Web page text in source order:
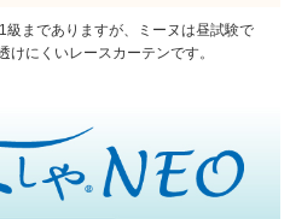
までありますが、ミーヌは昼試験で
けにくいレースカーテンです。